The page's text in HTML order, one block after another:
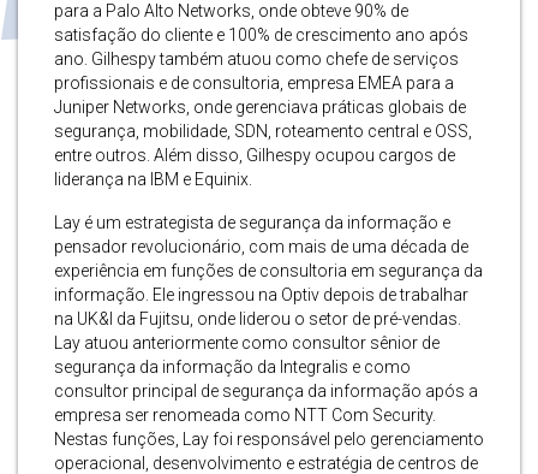
para a Palo Alto Networks, onde obteve 90% de
satisfação do cliente e 100% de crescimento ano após
ano. Gilhespy também atuou como chefe de serviços
profissionais e de consultoria, empresa EMEA para a
Juniper Networks, onde gerenciava práticas globais de
segurança, mobilidade, SDN, roteamento central e OSS,
entre outros. Além disso, Gilhespy ocupou cargos de
liderança na IBM e Equinix.
Lay é um estrategista de segurança da informação e
pensador revolucionário, com mais de uma década de
experiência em funções de consultoria em segurança da
informação. Ele ingressou na Optiv depois de trabalhar
na UK&I da Fujitsu, onde liderou o setor de pré-vendas.
Lay atuou anteriormente como consultor sênior de
segurança da informação da Integralis e como
consultor principal de segurança da informação após a
empresa ser renomeada como NTT Com Security.
Nestas funções, Lay foi responsável pelo gerenciamento
operacional, desenvolvimento e estratégia de centros de